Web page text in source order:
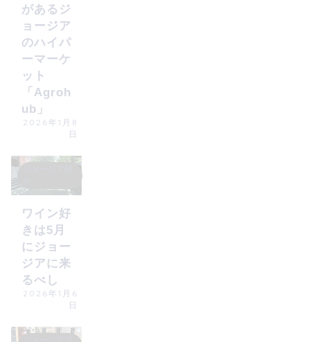
があるジ
ョージア
のハイパ
ーマーケ
ット
「Agroh
ub」
2026年1月8
日
ワイン好
きは5月
にジョー
ジアに来
るべし
2026年1月6
日